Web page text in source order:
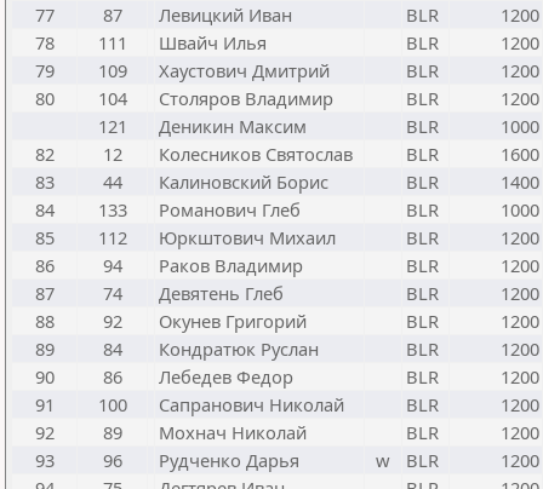
77
87 Левицкий Иван BLR
1200
78
111 Швайч Илья BLR
1200
79
109 Хаустович Дмитрий BLR
1200
80
104 Столяров Владимир BLR
1200
121
Деникин Максим BLR
1000
82
12 Колесников Святослав BLR
1600
83
44 Калиновский Борис BLR
1400
84
133 Романович Глеб BLR
1000
85
112 Юркштович Михаил BLR
1200
86
94 Раков Владимир BLR
1200
87
74 Девятень Глеб BLR
1200
88
92 Окунев Григорий BLR
1200
89
84 Кондратюк Руслан BLR
1200
90
86 Лебедев Федор BLR
1200
91
100 Сапранович Николай BLR
1200
92
89 Мохнач Николай BLR
1200
93
96 Рудченко Дарья w BLR
1200